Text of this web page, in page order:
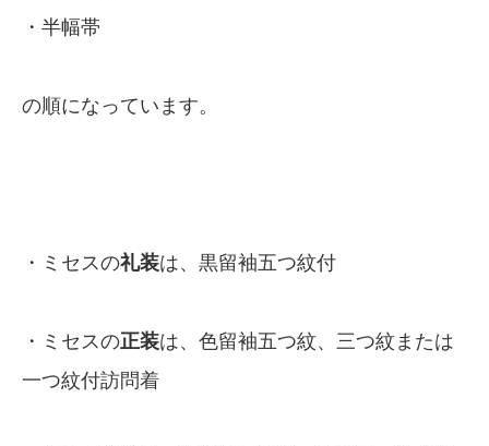
・半幅帯
の順になっています。
・ミセスの礼装は、黒留袖五つ紋付
・ミセスの正装は、色留袖五つ紋、三つ紋または
一つ紋付訪問着